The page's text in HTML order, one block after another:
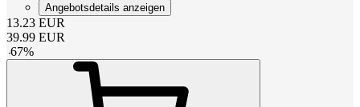
Angebotsdetails anzeigen
13.23 EUR
39.99 EUR
-67%